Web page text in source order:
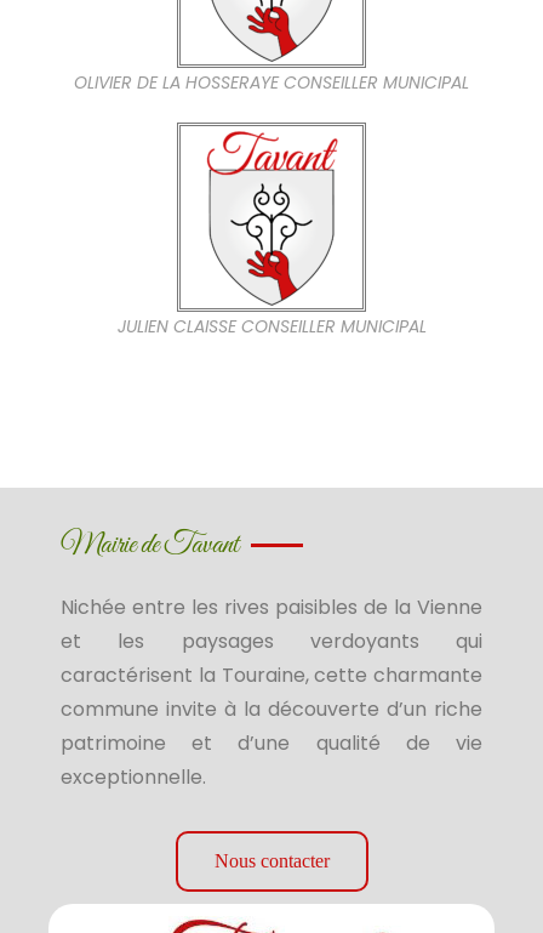
OLIVIER DE LA HOSSERAYE CONSEILLER MUNICIPAL
JULIEN CLAISSE CONSEILLER MUNICIPAL
Mairie de Tavant
Nichée entre les rives paisibles de la Vienne
et les paysages verdoyants qui
caractérisent la Touraine, cette charmante
commune invite à la découverte d’un riche
patrimoine et d’une qualité de vie
exceptionnelle.
Nous contacter